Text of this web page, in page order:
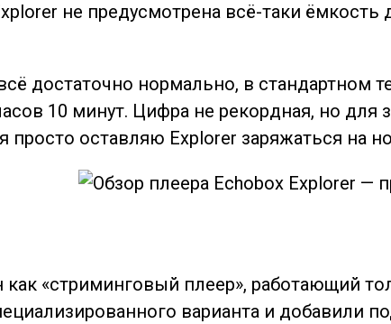
не предусмотрена всё-таки
достаточно нормально, в стандартном
10 минут. Цифра не рекордная, но
просто оставляю Explorer заряжаться на
«стриминговый плеер», работающий
варианта и добавили